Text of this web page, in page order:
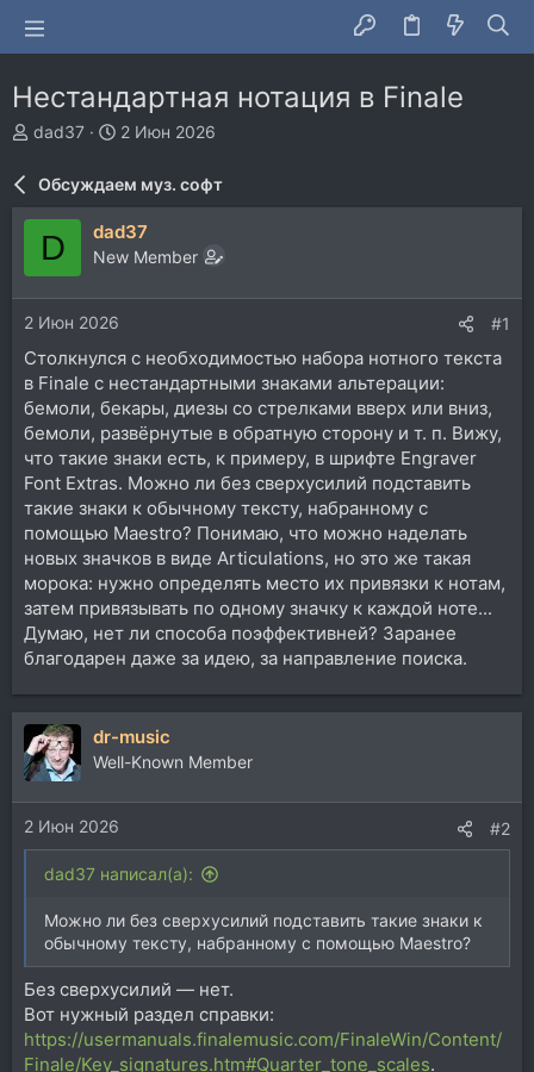
Нестандартная нотация в Finale
А
т
р
dad37
Д
н
а
ч
2 Июн 2026
Обсуждаем муз. софт
D dad37
New Member
2 Июн 2026 #1
Столкнулся с необходимостью набора нотного текста
в Finale с нестандартными знаками альтерации:
бемоли, бекары, диезы со стрелками вверх или вниз,
бемоли, развёрнутые в обратную сторону и т. п. Вижу,
что такие знаки есть, к примеру, в шрифте Engraver
Font Extras. Можно ли без сверхусилий подставить
такие знаки к обычному тексту, набранному с
помощью Maestro? Понимаю, что можно наделать
новых значков в виде Articulations, но это же такая
морока: нужно определять место их привязки к нотам,
затем привязывать по одному значку к каждой ноте...
Думаю, нет ли способа поэффективней? Заранее
благодарен даже за идею, за направление поиска.
dr-music
Well-Known Member
2 Июн 2026 #2
dad37 написал(а):
Можно ли без сверхусилий подставить такие знаки к
обычному тексту, набранному с помощью Maestro?
Без сверхусилий — нет.
Вот нужный раздел справки:
https://usermanuals.finalemusic.com/FinaleWin/Content/
Finale/Key_signatures.htm#Quarter_tone_scales.